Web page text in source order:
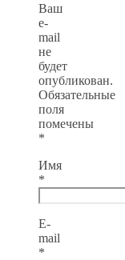
Ваш
e-
mail
не
будет
опубликован.
Обязательные
поля
помечены
*
Имя
*
E-
mail
*